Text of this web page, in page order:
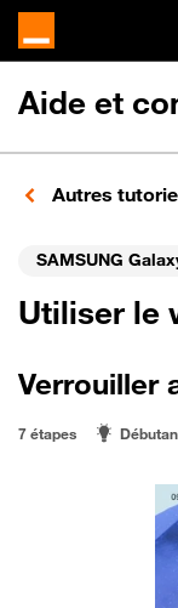
Aide et
Autres
SAMSUNG
Utiliser le
Verrouiller
7 étapes